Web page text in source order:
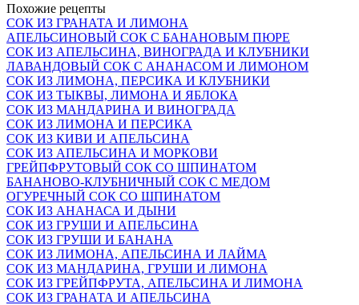
Похожие рецепты
СОК ИЗ ГРАНАТА И ЛИМОНА
АПЕЛЬСИНОВЫЙ СОК С БАНАНОВЫМ ПЮРЕ
СОК ИЗ АПЕЛЬСИНА, ВИНОГРАДА И КЛУБНИКИ
ЛАВАНДОВЫЙ СОК С АНАНАСОМ И ЛИМОНОМ
СОК ИЗ ЛИМОНА, ПЕРСИКА И КЛУБНИКИ
СОК ИЗ ТЫКВЫ, ЛИМОНА И ЯБЛОКА
СОК ИЗ МАНДАРИНА И ВИНОГРАДА
СОК ИЗ ЛИМОНА И ПЕРСИКА
СОК ИЗ КИВИ И АПЕЛЬСИНА
СОК ИЗ АПЕЛЬСИНА И МОРКОВИ
ГРЕЙПФРУТОВЫЙ СОК СО ШПИНАТОМ
БАНАНОВО-КЛУБНИЧНЫЙ СОК С МЕДОМ
ОГУРЕЧНЫЙ СОК СО ШПИНАТОМ
СОК ИЗ АНАНАСА И ДЫНИ
СОК ИЗ ГРУШИ И АПЕЛЬСИНА
СОК ИЗ ГРУШИ И БАНАНА
СОК ИЗ ЛИМОНА, АПЕЛЬСИНА И ЛАЙМА
СОК ИЗ МАНДАРИНА, ГРУШИ И ЛИМОНА
СОК ИЗ ГРЕЙПФРУТА, АПЕЛЬСИНА И ЛИМОНА
СОК ИЗ ГРАНАТА И АПЕЛЬСИНА